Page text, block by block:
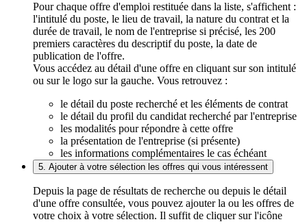
Pour chaque offre d'emploi restituée dans la liste, s'affichent :
l'intitulé du poste, le lieu de travail, la nature du contrat et la
durée de travail, le nom de l'entreprise si précisé, les 200
premiers caractères du descriptif du poste, la date de
publication de l'offre.
Vous accédez au détail d'une offre en cliquant sur son intitulé
ou sur le logo sur la gauche. Vous retrouvez :
le détail du poste recherché et les éléments de contrat
le détail du profil du candidat recherché par l'entreprise
les modalités pour répondre à cette offre
la présentation de l'entreprise (si présente)
les informations complémentaires le cas échéant
5. Ajouter à votre sélection les offres qui vous intéressent
Depuis la page de résultats de recherche ou depuis le détail
d'une offre consultée, vous pouvez ajouter la ou les offres de
votre choix à votre sélection. Il suffit de cliquer sur l'icône